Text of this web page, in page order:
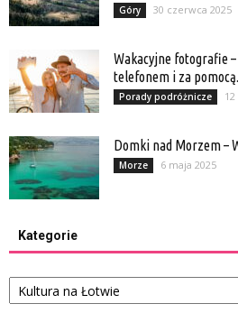
Góry 30 czerwca 2025
Wakacyjne fotografie
telefonem i za
Porady podróżnicze
Domki nad Morzem –
Morze 6 maja 2025
Kategorie
Kategorie